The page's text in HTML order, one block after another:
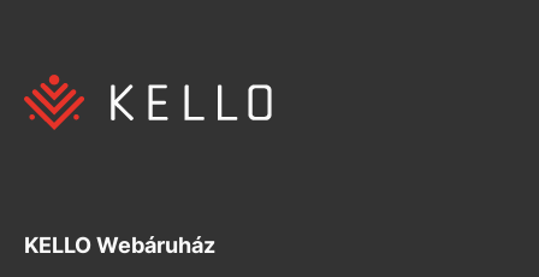
KELLO Webáruház